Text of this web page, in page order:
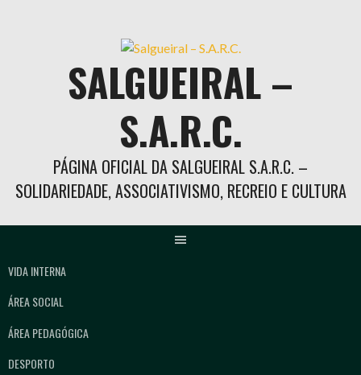
SALGUEIRAL –
S.A.R.C.
PÁGINA OFICIAL DA SALGUEIRAL S.A.R.C. –
SOLIDARIEDADE, ASSOCIATIVISMO, RECREIO E CULTURA
VIDA INTERNA
ÁREA SOCIAL
ÁREA PEDAGÓGICA
DESPORTO